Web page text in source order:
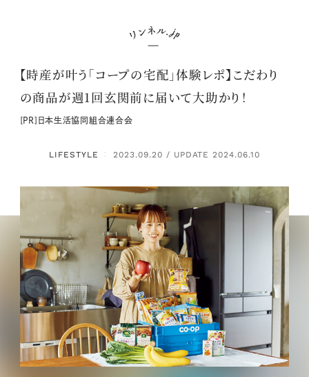
【時産が叶う「コープの宅配」体験レポ】​こだわり
の商品が週1回玄関前に届いて大助かり！
[PR]日本生活協同組合連合会
LIFESTYLE ： 2023.09.20 / UPDATE 2024.06.10